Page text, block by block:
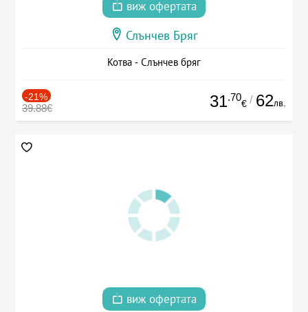
виж офертата
Слънчев Бряг
Котва - Слънчев бряг
-21%
39.88€ 31.70
€ / 62лв.
виж офертата